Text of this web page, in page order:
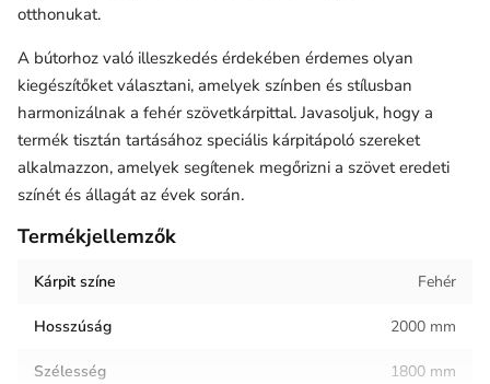
otthonukat.
A bútorhoz való illeszkedés érdekében érdemes olyan
kiegészítőket választani, amelyek színben és stílusban
harmonizálnak a fehér szövetkárpittal. Javasoljuk, hogy a
termék tisztán tartásához speciális kárpitápoló szereket
alkalmazzon, amelyek segítenek megőrizni a szövet eredeti
színét és állagát az évek során.
Termékjellemzők
Kárpit színe Fehér
Hosszúság 2000 mm
Szélesség 1800 mm